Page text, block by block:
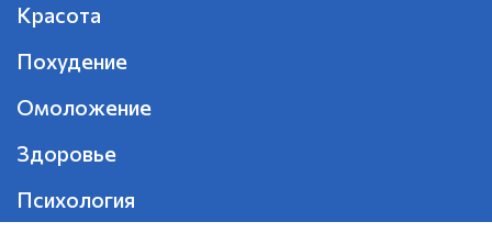
Красота
Похудение
Омоложение
Здоровье
Психология